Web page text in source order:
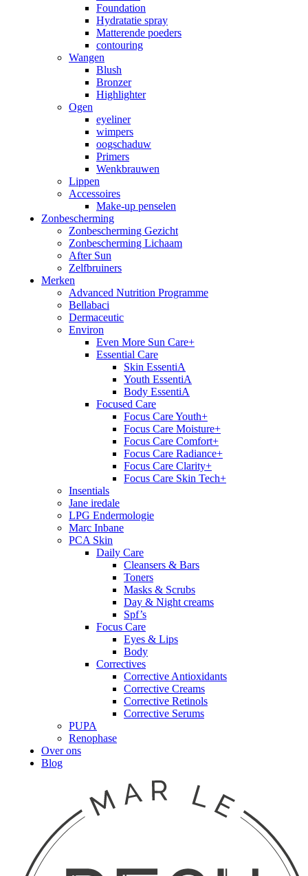
Foundation
Hydratatie spray
Matterende poeders
contouring
Wangen
Blush
Bronzer
Highlighter
Ogen
eyeliner
wimpers
oogschaduw
Primers
Wenkbrauwen
Lippen
Accessoires
Make-up penselen
Zonbescherming
Zonbescherming Gezicht
Zonbescherming Lichaam
After Sun
Zelfbruiners
Merken
Advanced Nutrition Programme
Bellabaci
Dermaceutic
Environ
Even More Sun Care+
Essential Care
Skin EssentiA
Youth EssentiA
Body EssentiA
Focused Care
Focus Care Youth+
Focus Care Moisture+
Focus Care Comfort+
Focus Care Radiance+
Focus Care Clarity+
Focus Care Skin Tech+
Insentials
Jane iredale
LPG Endermologie
Marc Inbane
PCA Skin
Daily Care
Cleansers & Bars
Toners
Masks & Scrubs
Day & Night creams
Spf’s
Focus Care
Eyes & Lips
Body
Correctives
Corrective Antioxidants
Corrective Creams
Corrective Retinols
Corrective Serums
PUPA
Renophase
Over ons
Blog